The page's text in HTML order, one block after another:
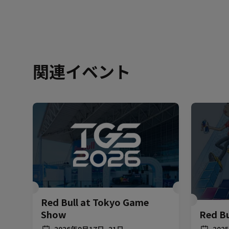
関連イベント
Red Bull at Tokyo Game
Show
Red